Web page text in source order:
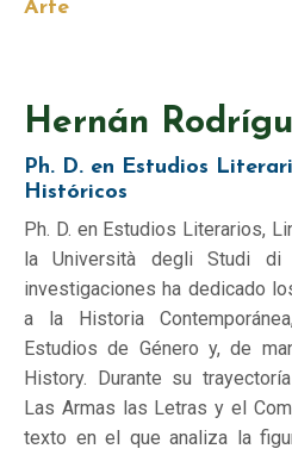
Arte
Hernán
Ph. D. en Estudios
Históricos
Ph. D. en Estudios Literarios,
la Università degli Studi di
investigaciones ha dedicado
a la Historia
Estudios de Género y, de
History. Durante su
Las Armas las Letras y el
texto en el que analiza la